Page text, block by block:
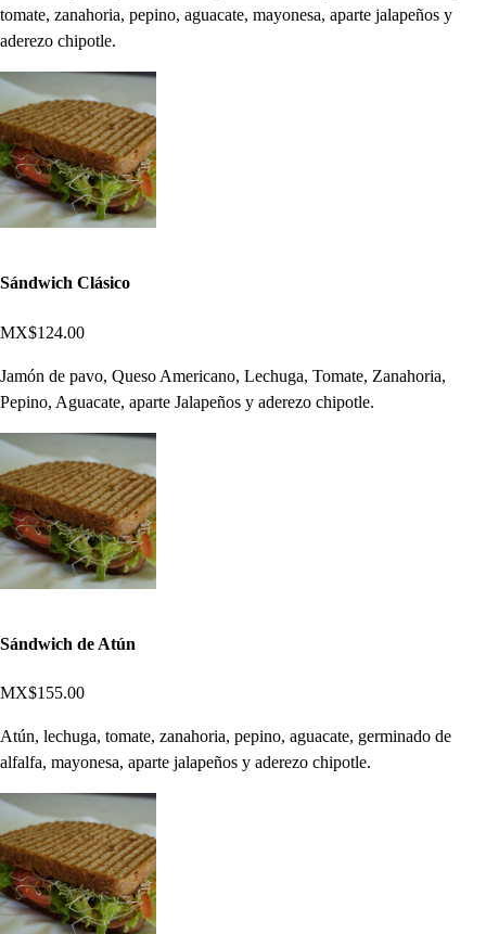
tomate, zanahoria, pepino, aguacate, mayonesa, aparte jalapeños y
aderezo chipotle.
Sándwich Clásico
MX$124.00
Jamón de pavo, Queso Americano, Lechuga, Tomate, Zanahoria,
Pepino, Aguacate, aparte Jalapeños y aderezo chipotle.
Sándwich de Atún
MX$155.00
Atún, lechuga, tomate, zanahoria, pepino, aguacate, germinado de
alfalfa, mayonesa, aparte jalapeños y aderezo chipotle.